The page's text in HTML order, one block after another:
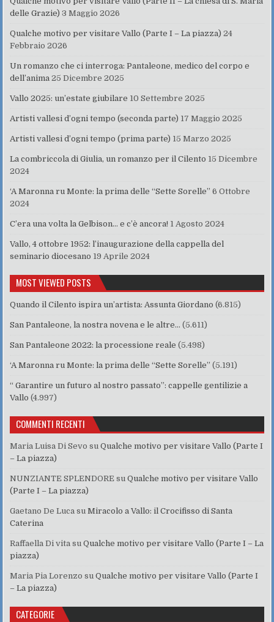
delle Grazie) 3 Maggio 2026
Qualche motivo per visitare Vallo (Parte I – La piazza) 24
Febbraio 2026
Un romanzo che ci interroga: Pantaleone, medico del corpo e
dell’anima 25 Dicembre 2025
Vallo 2025: un’estate giubilare 10 Settembre 2025
Artisti vallesi d’ogni tempo (seconda parte) 17 Maggio 2025
Artisti vallesi d’ogni tempo (prima parte) 15 Marzo 2025
La combriccola di Giulia, un romanzo per il Cilento 15 Dicembre
2024
‘A Maronna ru Monte: la prima delle “Sette Sorelle” 6 Ottobre
2024
C’era una volta la Gelbison… e c’è ancora! 1 Agosto 2024
Vallo, 4 ottobre 1952: l’inaugurazione della cappella del
seminario diocesano 19 Aprile 2024
MOST VIEWED POSTS
Quando il Cilento ispira un’artista: Assunta Giordano (6.815)
San Pantaleone, la nostra novena e le altre… (5.611)
San Pantaleone 2022: la processione reale (5.498)
‘A Maronna ru Monte: la prima delle “Sette Sorelle” (5.191)
“ Garantire un futuro al nostro passato”: cappelle gentilizie a
Vallo (4.997)
COMMENTI RECENTI
Maria Luisa Di Sevo suQualche motivo per visitare Vallo (Parte I
– La piazza)
NUNZIANTE SPLENDORE suQualche motivo per visitare Vallo
(Parte I – La piazza)
Gaetano De Luca suMiracolo a Vallo: il Crocifisso di Santa
Caterina
Raffaella Di vita suQualche motivo per visitare Vallo (Parte I – La
piazza)
Maria Pia Lorenzo suQualche motivo per visitare Vallo (Parte I
– La piazza)
CATEGORIE